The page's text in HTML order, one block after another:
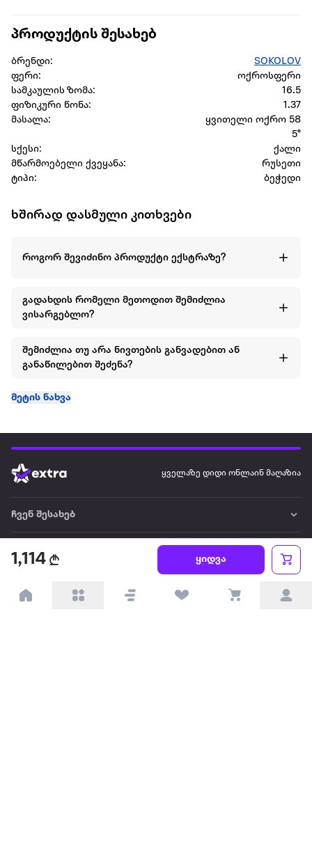
1,114 ყიდვა
პროდუქტის შესახებ
ბრენდი:
SOKOLOV
ფერი:
ოქროსფერი
სამკაულის ზომა:
16.5
ფიზიკური წონა:
1.37
მასალა:
ყვითელი ოქრო 58
5°
სქესი:
ქალი
მწარმოებელი ქვეყანა:
რუსეთი
ტიპი:
ბეჭედი
ხშირად დასმული კითხვები
როგორ შევიძინო პროდუქტი ექსტრაზე?
გადახდის რომელი მეთოდით შემიძლია
ვისარგებლო?
შემიძლია თუ არა ნივთების განვადებით ან
განაწილებით შეძენა?
მეტის ნახვა
ყველაზე დიდი ონლაინ მაღაზია
ჩვენ შესახებ
წესები და პირობები